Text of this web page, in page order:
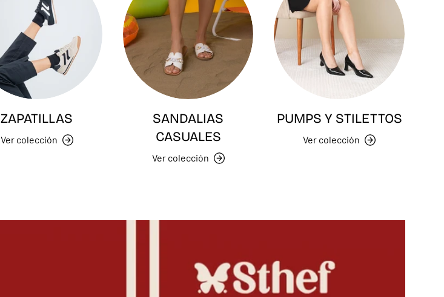
ZAPATILLAS
Ver colección
SANDALIAS
CASUALES
Ver colección
PUMPS Y STILETTOS
Ver colección